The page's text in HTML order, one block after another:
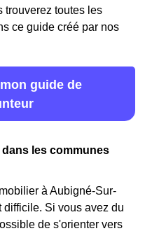
trouverez toutes les
ce guide créé par nos
guide de
les communes
à Aubigné-Sur-
difficile. Si vous avez du
de s'orienter vers